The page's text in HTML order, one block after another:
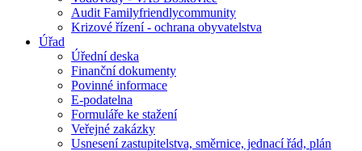
Audit Familyfriendlycommunity
Krizové řízení - ochrana obyvatelstva
Úřad
Úřední deska
Finanční dokumenty
Povinné informace
E-podatelna
Formuláře ke stažení
Veřejné zakázky
Usnesení zastupitelstva, směrnice, jednací řád, plán